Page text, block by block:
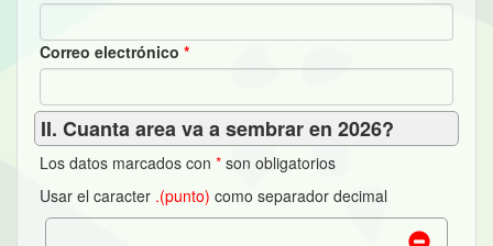
Correo electrónico
II. Cuanta area va a sembrar en 2026?
Los datos marcados con * son obligatorios
Usar el caracter .(punto) como separador decimal